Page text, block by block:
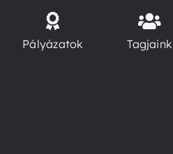
Pályázatok Tagjaink